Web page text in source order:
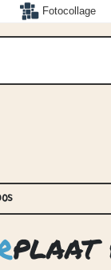
Fotocollage
plaat